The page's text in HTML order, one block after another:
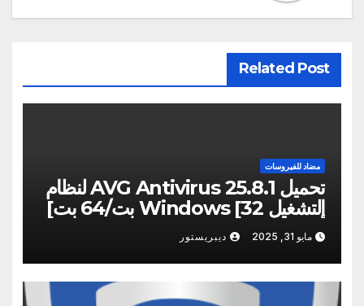
Related Post
مضاد للفيروسات
تحميل AVG Antivirus 25.8.1 لنظام
التشغيل Windows [32 بت/64 بت]
أحدث
مايو 31, 2025 ديبريستور